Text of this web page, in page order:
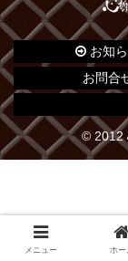
お知
お問合
© 2012
メニュー ホー